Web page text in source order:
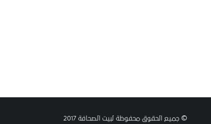
© جميع الحقوق محفوظة لبيت الصحافة 2017